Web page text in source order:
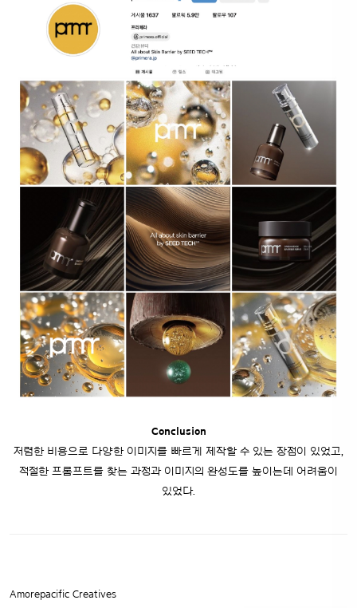
Conclusion
저렴한 비용으로 다양한 이미지를 빠르게 제작할 수 있는 장점이 있었고,
적절한 프롬프트를 찾는 과정과 이미지의 완성도를 높이는데 어려움이
있었다.
Amorepacific Creatives